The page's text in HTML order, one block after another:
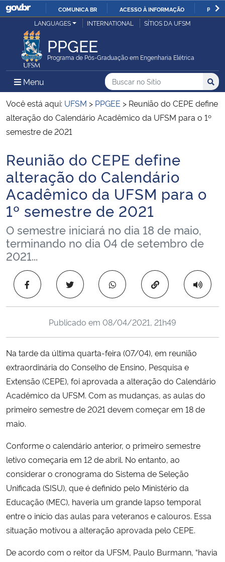
IR
COMUNICA BR ACESSO À INFORMAÇÃO
Ministério da Justiça e Segurança Pública
Ministério da Defesa
Ministério das Relações Exteriores
Ministério da Economia
Ministério da Infraestrutura
Ministério da Agricultura, Pecuária e Abastecimento
Ministério da Educação
Ministério da Cidadania
Ministério da Saúde
Ministério de Minas e Energia
Ministério do Meio Ambiente
Ministério do Turismo
Ministério do Desenvolvimento Regional
Controladoria-Geral da União
Ministério da Mulher, da Família e dos Direitos Humanos
Secretaria-Geral
Secretaria de Governo
Gabinete de Segurança Institucional
Advocacia-Geral da União
LANGUAGES INTERNATIONAL SÍTIOS DA UFSM
PPGEE
Programa de Pós-Graduação em Engenharia Elétrica
Menu Menu Principal do Sítio
Busca
Buscar no no Sítio
Busca:
Você está aqui: UFSM > PPGEE > Reunião do CEPE define
alteração do Calendário Acadêmico da UFSM para o 1º
semestre de 2021
Início do conteúdo
Reunião do CEPE define
alteração do Calendário
Acadêmico da UFSM para o
1º semestre de 2021
O semestre iniciará no dia 18 de maio,
terminando no dia 04 de setembro de
2021...
Copiar para área
Publicado em 08/04/2021, 21h49
Na tarde da última quarta-feira (07/04), em reunião
extraordinária do Conselho de Ensino, Pesquisa e
Extensão (CEPE), foi aprovada a alteração do Calendário
Acadêmico da UFSM. Com as mudanças, as aulas do
primeiro semestre de 2021 devem começar em 18 de
maio.
Conforme o calendário anterior, o primeiro semestre
letivo começaria em 12 de abril. No entanto, ao
considerar o cronograma do Sistema de Seleção
Unificada (SISU), que é definido pelo Ministério da
Educação (MEC), haveria um grande lapso temporal
entre o início das aulas para veteranos e calouros. Essa
situação motivou a alteração aprovada pelo CEPE.
De acordo com o reitor da UFSM, Paulo Burmann, “havia